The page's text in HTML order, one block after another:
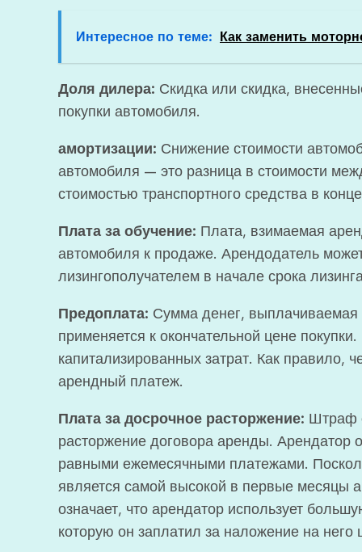
Интересное по теме: Как заменить
Доля дилера: Скидка или скидка,
покупки автомобиля.
амортизации: Снижение стоимости
автомобиля — это разница в стоимости
стоимостью транспортного средства в
Плата за обучение: Плата, взимаемая
автомобиля к продаже. Арендодатель
лизингополучателем в начале срока
Предоплата: Сумма денег,
применяется к окончательной цене
капитализированных затрат. Как
арендный платеж.
Плата за досрочное расторжение: Штраф
расторжение договора аренды. Арендатор
равными ежемесячными платежами.
является самой высокой в ​​первые месяцы
означает, что арендатор использует
которую он заплатил за наложение на него